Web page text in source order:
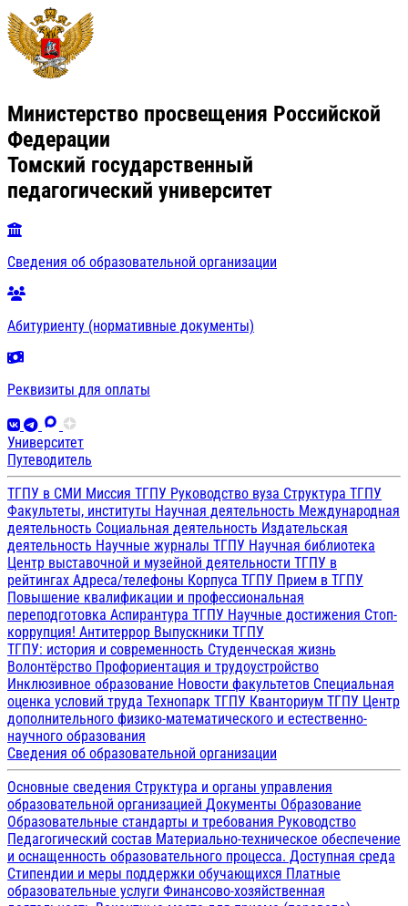
Министерство просвещения Российской
Федерации
Томский государственный
педагогический университет
Сведения об образовательной организации
Абитуриенту (нормативные документы)
Реквизиты для оплаты
Университет
Путеводитель
ТГПУ в СМИ Миссия ТГПУ Руководство вуза Структура ТГПУ
Факультеты, институты Научная деятельность Международная
деятельность Социальная деятельность Издательская
деятельность Научные журналы ТГПУ Научная библиотека
Центр выставочной и музейной деятельности ТГПУ в
рейтингах Адреса/телефоны Корпуса ТГПУ Прием в ТГПУ
Повышение квалификации и профессиональная
переподготовка Аспирантура ТГПУ Научные достижения Стоп-
коррупция! Антитеррор Выпускники ТГПУ
ТГПУ: история и современность Студенческая жизнь
Волонтёрство Профориентация и трудоустройство
Инклюзивное образование Новости факультетов Специальная
оценка условий труда Технопарк ТГПУ Кванториум ТГПУ Центр
дополнительного физико-математического и естественно-
научного образования
Сведения об образовательной организации
Основные сведения Структура и органы управления
образовательной организацией Документы Образование
Образовательные стандарты и требования Руководство
Педагогический состав Материально-техническое обеспечение
и оснащенность образовательного процесса. Доступная среда
Стипендии и меры поддержки обучающихся Платные
образовательные услуги Финансово-хозяйственная